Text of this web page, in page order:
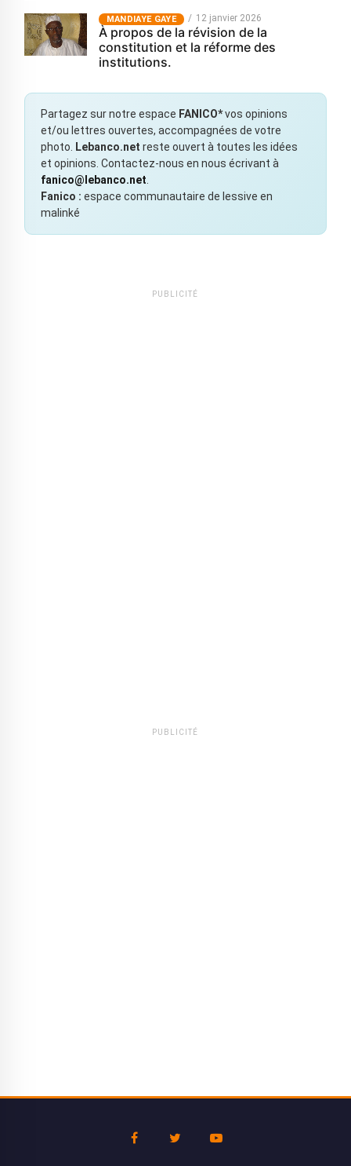
MANDIAYE GAYE 12 janvier 2026
À propos de la révision de la
constitution et la réforme des
institutions.
Partagez sur notre espace FANICO*vos opinions
et/ou lettres ouvertes, accompagnées de votre
photo. Lebanco.net reste ouvert à toutes les idées
et opinions. Contactez-nous en nous écrivant à
fanico@lebanco.net.
Fanico : espace communautaire de lessive en
malinké
PUBLICITÉ
PUBLICITÉ